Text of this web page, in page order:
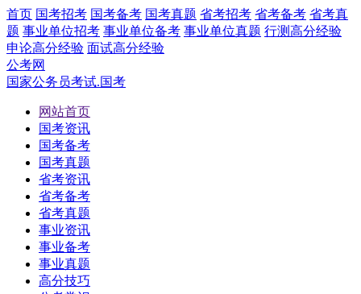
首页 国考招考 国考备考 国考真题 省考招考 省考备考 省考真
题 事业单位招考 事业单位备考 事业单位真题 行测高分经验
申论高分经验 面试高分经验
公考网
国家公务员考试.国考
网站首页
国考资讯
国考备考
国考真题
省考资讯
省考备考
省考真题
事业资讯
事业备考
事业真题
高分技巧